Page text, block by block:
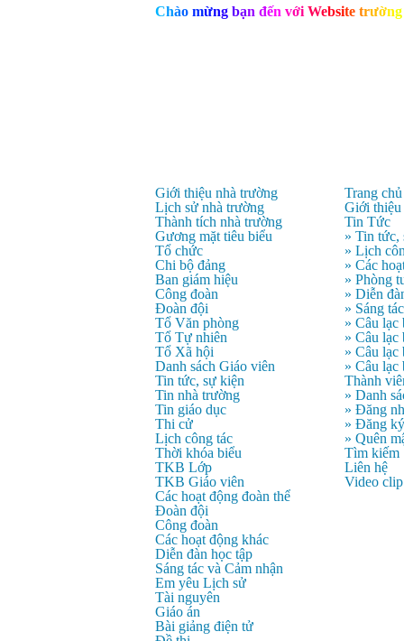
Chào mừng bạn đến với Website trường
Giới thiệu nhà trường
Lịch sử nhà trường
Thành tích nhà trường
Gương mặt tiêu biểu
Tổ chức
Chi bộ đảng
Ban giám hiệu
Công đoàn
Đoàn đội
Tổ Văn phòng
Tổ Tự nhiên
Tổ Xã hội
Danh sách Giáo viên
Tin tức, sự kiện
Tin nhà trường
Tin giáo dục
Thi cử
Lịch công tác
Thời khóa biểu
TKB Lớp
TKB Giáo viên
Các hoạt động đoàn thể
Đoàn đội
Công đoàn
Các hoạt động khác
Diễn đàn học tập
Sáng tác và Cảm nhận
Em yêu Lịch sử
Tài nguyên
Giáo án
Bài giảng điện tử
Trang chủ
Giới thiệu
Tin Tức
» Tin tức,
» Lịch
» Các
» Phòng
» Diễn
» Sáng
» Câu lạc
» Câu
» Câu lạc
» Câu lạc
Thành
» Danh
» Đăng
» Đăng ký
» Quên
Tìm kiếm
Liên hệ
Video clip